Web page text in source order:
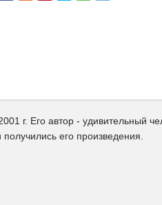
г. Его автор -
его произведения.